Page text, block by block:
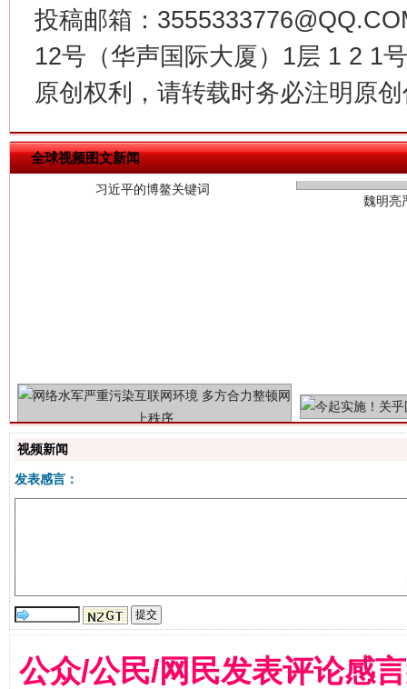
投稿邮箱：
12号（华声国际大厦）1层 1 2 1
原创权利，请转载时务必注明原
全球视频图文新闻
习近平的博鳌关键词
魏明亮
视频新闻
发表感言：
公众/公民/网民发表评论感